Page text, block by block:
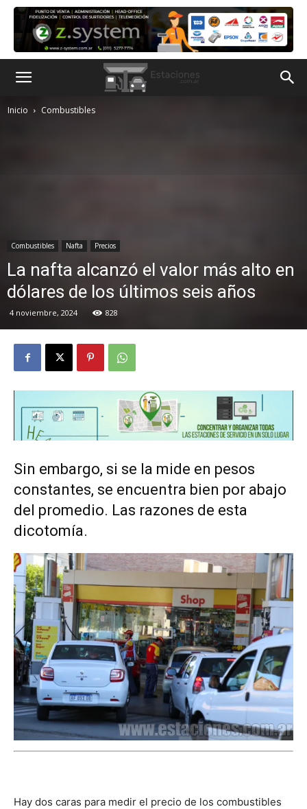
Inicio Combustibles
Combustibles Nafta Precios
La nafta alcanzó el valor más alto en
dólares de los últimos seis años
4 noviembre, 2024 828
Sin embargo, si se la mide en pesos
constantes, se encuentra bien por abajo
del promedio. Las razones de esta
dicotomía.
Hay dos caras para medir el precio de los combustibles